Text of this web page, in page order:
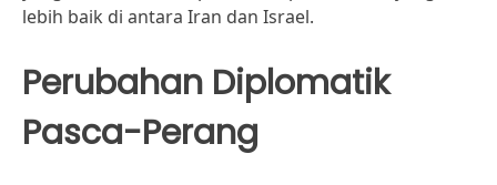
lebih baik di antara Iran dan Israel.
Perubahan Diplomatik
Pasca-Perang